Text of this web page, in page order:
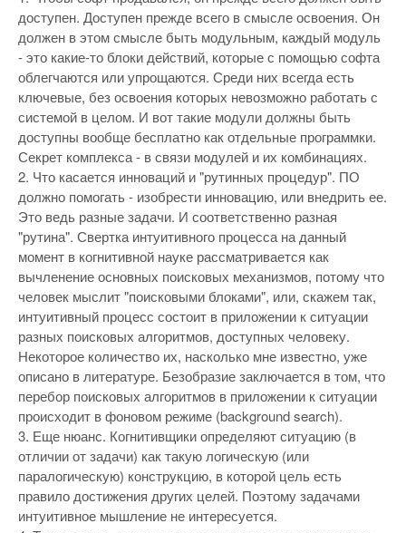
доступен. Доступен прежде всего в смысле освоения. Он
должен в этом смысле быть модульным, каждый модуль
- это какие-то блоки действий, которые с помощью софта
облегчаются или упрощаются. Среди них всегда есть
ключевые, без освоения которых невозможно работать с
системой в целом. И вот такие модули должны быть
доступны вообще бесплатно как отдельные программки.
Секрет комплекса - в связи модулей и их комбинациях.
2. Что касается инноваций и "рутинных процедур". ПО
должно помогать - изобрести инновацию, или внедрить ее.
Это ведь разные задачи. И соответственно разная
"рутина". Свертка интуитивного процесса на данный
момент в когнитивной науке рассматривается как
вычленение основных поисковых механизмов, потому что
человек мыслит "поисковыми блоками", или, скажем так,
интуитивный процесс состоит в приложении к ситуации
разных поисковых алгоритмов, доступных человеку.
Некоторое количество их, насколько мне известно, уже
описано в литературе. Безобразие заключается в том, что
перебор поисковых алгоритмов в приложении к ситуации
происходит в фоновом режиме (background search).
3. Еще нюанс. Когнитивщики определяют ситуацию (в
отличии от задачи) как такую логическую (или
паралогическую) конструкцию, в которой цель есть
правило достижения других целей. Поэтому задачами
интуитивное мышление не интересуется.